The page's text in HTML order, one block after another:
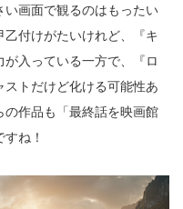
い画面で観るのはもったい
付けがたいけれど、『キ
入っている一方で、『ロ
トだけど化ける可能性あ
の作品も「最終話を映画館
ね！